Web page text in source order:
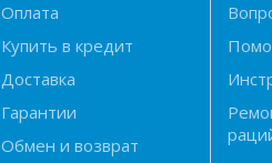
Оплата
Купить в кредит
Доставка
Гарантии
Обмен и возврат